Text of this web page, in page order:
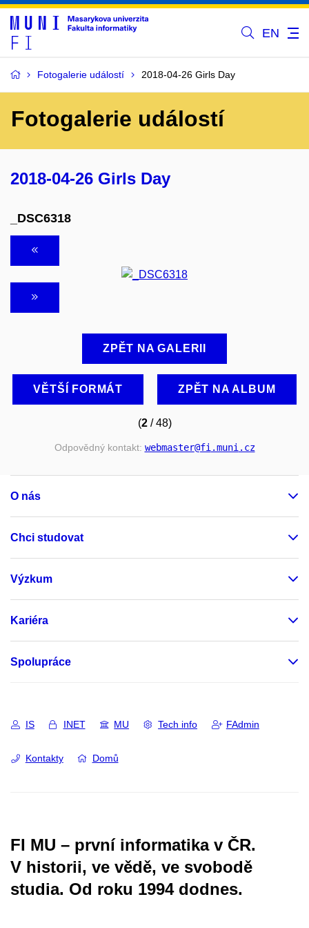
EN
Fotogalerie událostí 2018-04-26 Girls Day
Fotogalerie událostí
2018-04-26 Girls Day
_DSC6318
ZPĚT NA GALERII
VĚTŠÍ FORMÁT ZPĚT NA ALBUM
(2/ 48)
Odpovědný kontakt: webmaster@fi.muni.cz
O nás
Chci studovat
Výzkum
Kariéra
Spolupráce
IS INET MU Tech info FAdmin
Kontakty Domů
FI MU – první informatika v ČR.
V historii, ve vědě, ve svobodě
studia. Od roku 1994 dodnes.